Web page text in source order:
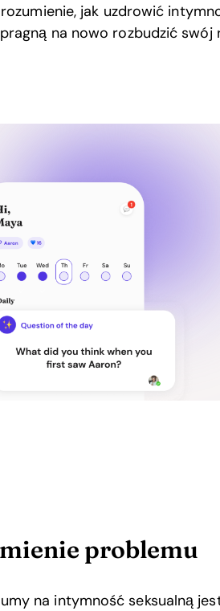
jak uzdrowić
na nowo rozbudzić swój
problemu
na intymność seksualną